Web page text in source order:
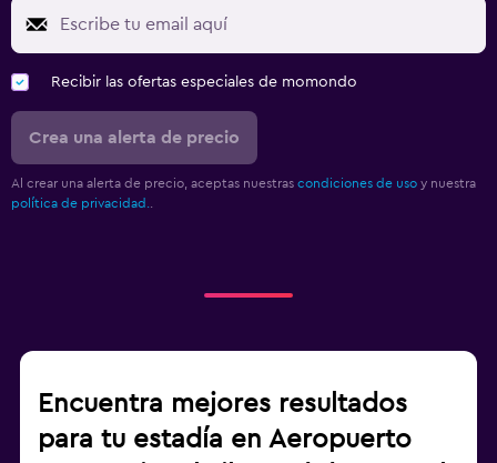
Recibir las ofertas especiales de momondo
Crea una alerta de precio
Al crear una alerta de precio, aceptas nuestras condiciones de uso y nuestra
política de privacidad..
Encuentra mejores resultados
para tu estadía en Aeropuerto